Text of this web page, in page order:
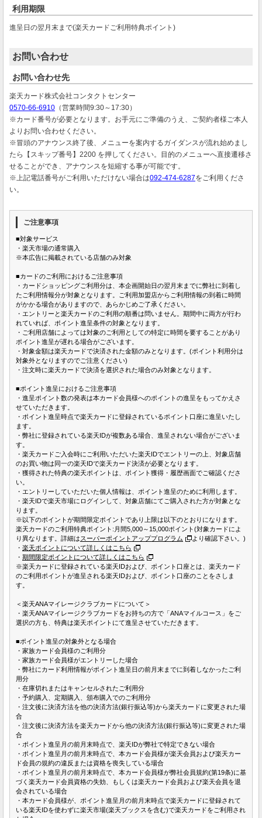
利用期限
進呈日の翌月末まで(楽天カードご利用特典ポイント)
お問い合わせ
お問い合わせ先
楽天カード株式会社コンタクトセンター
0570-66-6910 （営業時間9:30～17:30）
※カード番号が必要となります。お手元にご準備のうえ、ご契約者様ご本人
よりお問い合わせください。
※冒頭のアナウンス終了後、メニューを案内するガイダンスが流れ始めまし
たら【スキップ番号】2200 を押してください。目的のメニューへ直接遷移さ
せることができ、アナウンスを短縮する事が可能です。
※上記電話番号がご利用いただけない場合は092-474-6287をご利用くださ
い。
ご注意事項
■対象サービス
・楽天市場の通常購入
※本広告に掲載されている店舗のみ対象
■カードのご利用におけるご注意事項
・カードショッピングご利用分は、本企画開始日の翌月末までに弊社に到着し
たご利用情報分が対象となります。ご利用加盟店からご利用情報の到着に時間
がかかる場合がありますので、あらかじめご了承ください。
・エントリーと楽天カードのご利用の順番は問いません。期間中に両方が行わ
れていれば、ポイント進呈条件の対象となります。
・ご利用店舗によっては対象のご利用としての特定に時間を要することがあり
ポイント進呈が遅れる場合がございます。
・対象金額は楽天カードで決済された金額のみとなります。(ポイント利用分は
対象外となりますのでご注意ください)
・注文時に楽天カードで決済を選択された場合のみ対象となります。
■ポイント進呈におけるご注意事項
・進呈ポイント数の発表は本カード会員様へのポイントの進呈をもってかえさ
せていただきます。
・ポイント進呈時点で楽天カードに登録されているポイント口座に進呈いたし
ます。
・弊社に登録されている楽天IDが複数ある場合、進呈されない場合がございま
す。
・楽天カードご入会時にご利用いただいた楽天IDでエントリーの上、対象店舗
のお買い物は同一の楽天IDで楽天カード決済が必要となります。
・獲得された特典の楽天ポイントは、ポイント獲得・履歴画面でご確認くださ
い。
・エントリーしていただいた個人情報は、ポイント進呈のために利用します。
・楽天IDで楽天市場にログインして、対象店舗にてご購入された方が対象とな
ります。
※以下のポイントが期間限定ポイントであり上限は以下のとおりになります。
楽天カードのご利用特典ポイント:月間5,000～15,000ポイント(対象カードによ
り異なります。詳細はスーパーポイントアッププログラム
より確認下さい。)
・ 楽天ポイントについて詳しくはこちら
・ 期間限定ポイントについて詳しくはこちら
※楽天カードに登録されている楽天IDおよび、ポイント口座とは、楽天カード
のご利用ポイントが進呈される楽天IDおよび、ポイント口座のことをさしま
す。
＜楽天ANAマイレージクラブカードについて＞
・楽天ANAマイレージクラブカードをお持ちの方で「ANAマイルコース」をご
選択の方も、特典は楽天ポイントにて進呈させていただきます。
■ポイント進呈の対象外となる場合
・家族カード会員様のご利用分
・家族カード会員様がエントリーした場合
・弊社にカード利用情報がポイント進呈日の前月末までに到着しなかったご利
用分
・在庫切れまたはキャンセルされたご利用分
・予約購入、定期購入、頒布購入でのご利用分
・注文後に決済方法を他の決済方法(銀行振込等)から楽天カードに変更された場
合
・注文後に決済方法を楽天カードから他の決済方法(銀行振込等)に変更された場
合
・ポイント進呈月の前月末時点で、楽天IDが弊社で特定できない場合
・ポイント進呈月の前月末時点で、本カード会員様が楽天会員および楽天カー
ド会員の規約の違反または資格を喪失している場合
・ポイント進呈月の前月末時点で、本カード会員様が弊社会員規約(第19条)に基
づく楽天カード会員資格の失効、もしくは楽天カード会員および楽天会員を退
会されている場合
・本カード会員様が、ポイント進呈月の前月末時点で楽天カードに登録されて
いる楽天IDを使わずに楽天市場(楽天ブックスを含む)で楽天カードをご利用され